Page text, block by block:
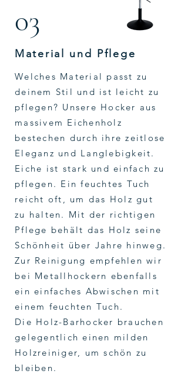
03
Material und Pflege
Welches Material passt zu
deinem Stil und ist leicht zu
pflegen? Unsere Hocker aus
massivem Eichenholz
bestechen durch ihre zeitlose
Eleganz und Langlebigkeit.
Eiche ist stark und einfach zu
pflegen. Ein feuchtes Tuch
reicht oft, um das Holz gut
zu halten. Mit der richtigen
Pflege behält das Holz seine
Schönheit über Jahre hinweg.
Zur Reinigung empfehlen wir
bei Metallhockern ebenfalls
ein einfaches Abwischen mit
einem feuchten Tuch.
Die Holz-Barhocker brauchen
gelegentlich einen milden
Holzreiniger, um schön zu
bleiben.